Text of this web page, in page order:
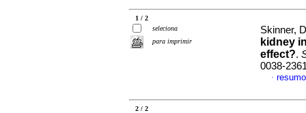
1 / 2
seleciona
para imprimir
Skinner,
kidney
effect?.
0038-
·
2 / 2